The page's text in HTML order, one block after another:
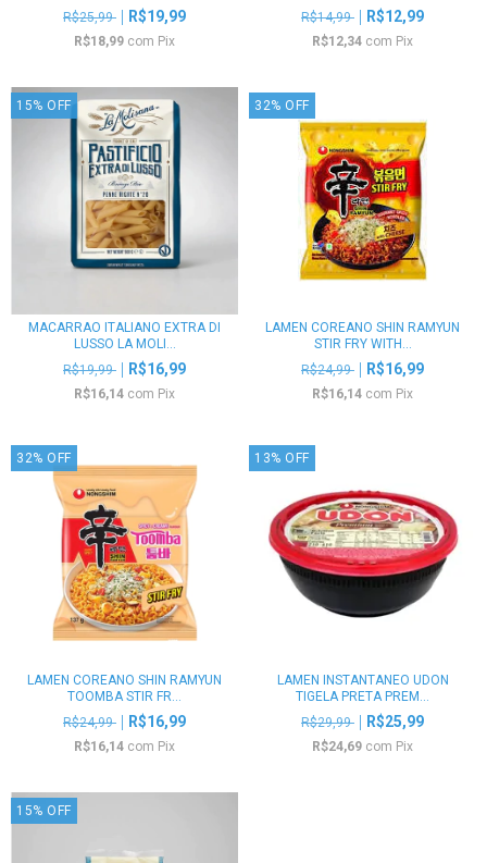
R$25,99
R$19,99
R$18,99 com Pix
R$14,99
R$12,99
R$12,34 com Pix
15% OFF
MACARRAO ITALIANO EXTRA DI
LUSSO LA MOLI...
R$19,99
R$16,99
R$16,14 com Pix
32% OFF
LAMEN COREANO SHIN RAMYUN
STIR FRY WITH...
R$24,99
R$16,99
R$16,14 com Pix
32% OFF
LAMEN COREANO SHIN RAMYUN
TOOMBA STIR FR...
R$24,99
R$16,99
R$16,14 com Pix
13% OFF
LAMEN INSTANTANEO UDON
TIGELA PRETA PREM...
R$29,99
R$25,99
R$24,69 com Pix
15% OFF